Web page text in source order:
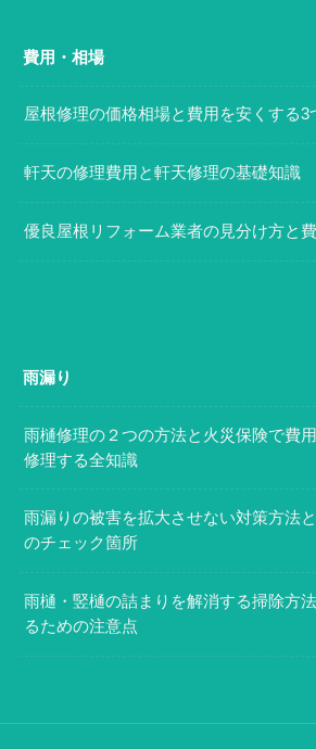
費用・相場
屋根修理の価格相場と費用を安くする3
軒天の修理費用と軒天修理の基礎知識
優良屋根リフォーム業者の見分け方と
雨漏り
雨樋修理の２つの方法と火災保険で費
修理する全知識
雨漏りの被害を拡大させない対策方法
のチェック箇所
雨樋・竪樋の詰まりを解消する掃除方
るための注意点